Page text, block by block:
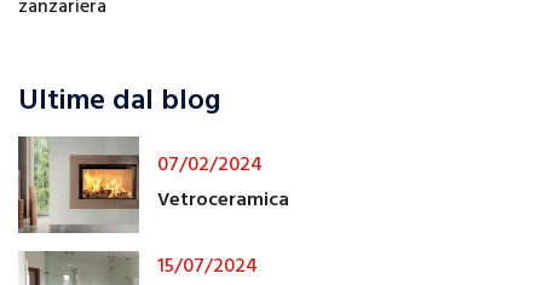
zanzariera
Ultime dal blog
07/02/2024
Vetroceramica
15/07/2024